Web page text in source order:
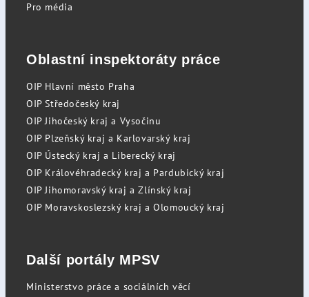
Pro média
Oblastní inspektoráty práce
OIP Hlavní město Praha
OIP Středočeský kraj
OIP Jihočeský kraj a Vysočinu
OIP Plzeňský kraj a Karlovarský kraj
OIP Ústecký kraj a Liberecký kraj
OIP Královéhradecký kraj a Pardubický kraj
OIP Jihomoravský kraj a Zlínský kraj
OIP Moravskoslezský kraj a Olomoucký kraj
Další portály MPSV
Ministerstvo práce a sociálních věcí